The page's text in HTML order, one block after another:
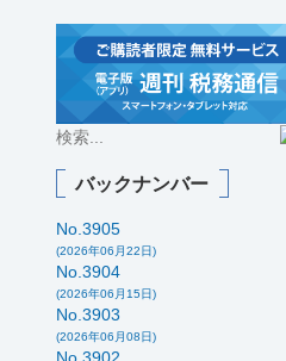
バックナンバー
No.3905
(2026年06月22日)
No.3904
(2026年06月15日)
No.3903
(2026年06月08日)